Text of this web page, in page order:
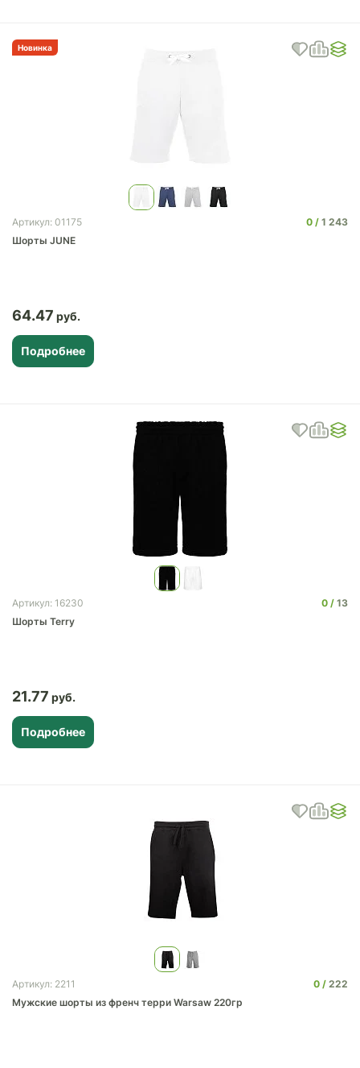
Новинка
Артикул: 01175 0
1 243
Шорты JUNE
64.47
Подробнее
Артикул: 16230 0
13
Шорты Terry
21.77
Подробнее
Артикул: 2211 0
222
Мужские шорты из френч терри Warsaw 220гр